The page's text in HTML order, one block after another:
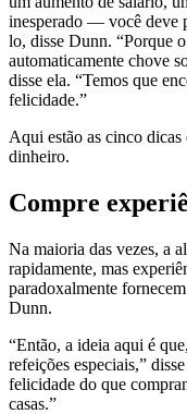
inesperado — você deve
lo, disse Dunn. “Porque
automaticamente chove
disse ela. “Temos que
felicidade.”
Aqui estão as cinco
dinheiro.
Compre
Na maioria das vezes, a
rapidamente, mas
paradoxalmente
Dunn.
“Então, a ideia aqui é
refeições especiais,”
felicidade do que
casas.”